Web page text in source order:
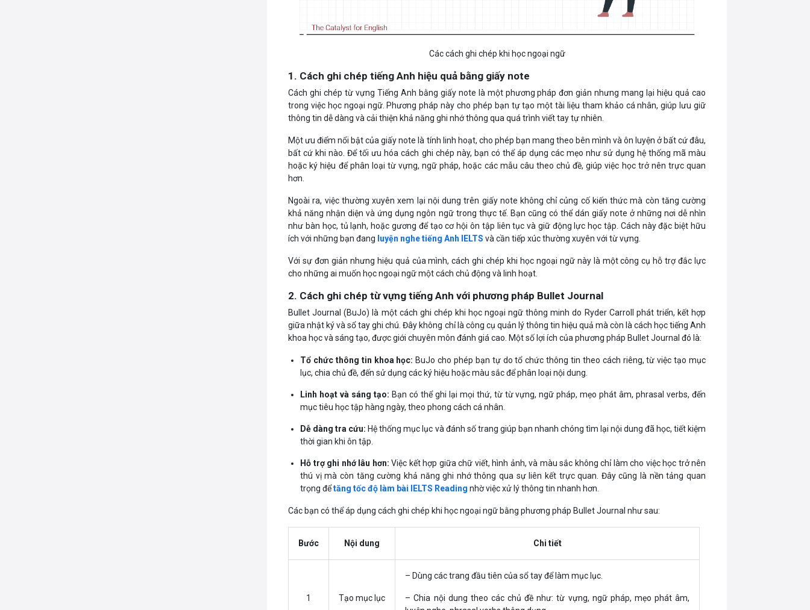
Các cách ghi chép khi học ngoại ngữ
1. Cách ghi chép tiếng Anh hiệu quả bằng giấy note
Cách ghi chép từ vựng Tiếng Anh bằng giấy note là một phương pháp đơn giản nhưng mang lại hiệu quả cao
trong việc học ngoại ngữ. Phương pháp này cho phép bạn tự tạo một tài liệu tham khảo cá nhân, giúp lưu giữ
thông tin dễ dàng và cải thiện khả năng ghi nhớ thông qua quá trình viết tay tự nhiên.
Một ưu điểm nổi bật của giấy note là tính linh hoạt, cho phép bạn mang theo bên mình và ôn luyện ở bất cứ đâu,
bất cứ khi nào. Để tối ưu hóa cách ghi chép này, bạn có thể áp dụng các mẹo như sử dụng hệ thống mã màu
hoặc ký hiệu để phân loại từ vựng, ngữ pháp, hoặc các mẫu câu theo chủ đề, giúp việc học trở nên trực quan
hơn.
Ngoài ra, việc thường xuyên xem lại nội dung trên giấy note không chỉ củng cố kiến thức mà còn tăng cường
khả năng nhận diện và ứng dụng ngôn ngữ trong thực tế. Bạn cũng có thể dán giấy note ở những nơi dễ nhìn
như bàn học, tủ lạnh, hoặc gương để tạo cơ hội ôn tập liên tục và giữ động lực học tập. Cách này đặc biệt hữu
ích với những bạn đang luyện nghe tiếng Anh IELTS và cần tiếp xúc thường xuyên với từ vựng.
Với sự đơn giản nhưng hiệu quả của mình, cách ghi chép khi học ngoại ngữ này là một công cụ hỗ trợ đắc lực
cho những ai muốn học ngoại ngữ một cách chủ động và linh hoạt.
2. Cách ghi chép từ vựng tiếng Anh với phương pháp Bullet Journal
Bullet Journal (BuJo) là một cách ghi chép khi học ngoại ngữ thông minh do Ryder Carroll phát triển, kết hợp
giữa nhật ký và sổ tay ghi chú. Đây không chỉ là công cụ quản lý thông tin hiệu quả mà còn là cách học tiếng Anh
khoa học và sáng tạo, được giới chuyên môn đánh giá cao. Một số lợi ích của phương pháp Bullet Journal đó là:
Tổ chức thông tin khoa học: BuJo cho phép bạn tự do tổ chức thông tin theo cách riêng, từ việc tạo mục
lục, chia chủ đề, đến sử dụng các ký hiệu hoặc màu sắc để phân loại nội dung.
Linh hoạt và sáng tạo: Bạn có thể ghi lại mọi thứ, từ từ vựng, ngữ pháp, mẹo phát âm, phrasal verbs, đến
mục tiêu học tập hàng ngày, theo phong cách cá nhân.
Dễ dàng tra cứu: Hệ thống mục lục và đánh số trang giúp bạn nhanh chóng tìm lại nội dung đã học, tiết kiệm
thời gian khi ôn tập.
Hỗ trợ ghi nhớ lâu hơn:Việc kết hợp giữa chữ viết, hình ảnh, và màu sắc không chỉ làm cho việc học trở nên
thú vị mà còn tăng cường khả năng ghi nhớ thông qua sự liên kết trực quan. Đây cũng là nền tảng quan
trọng đểtăng tốc độ làm bài IELTS Reading nhờ việc xử lý thông tin nhanh hơn.
Các bạn có thể áp dụng cách ghi chép khi học ngoại ngữ bằng phương pháp Bullet Journal như sau:
Bước Nội dung Chi tiết
1 Tạo mục lục
– Dùng các trang đầu tiên của sổ tay để làm mục lục.
– Chia nội dung theo các chủ đề như: từ vựng, ngữ pháp, mẹo phát âm,